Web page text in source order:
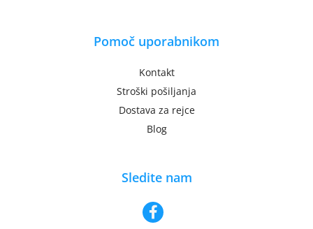
Pomoč uporabnikom
Kontakt
Stroški pošiljanja
Dostava za rejce
Blog
Sledite nam